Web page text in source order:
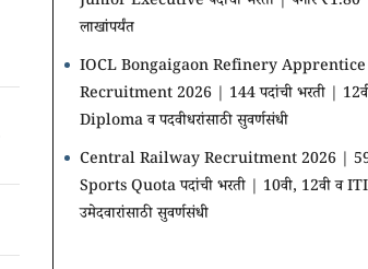
लाखांपर्यंत
IOCL Bongaigaon Refinery Apprentice
Recruitment 2026 | 144 पदांची भरती |
Diploma व पदवीधरांसाठी सुवर्णसंधी
Central Railway Recruitment 2026 |
Sports Quota पदांची भरती | 10वी, 12वी व ITI
उमेदवारांसाठी सुवर्णसंधी